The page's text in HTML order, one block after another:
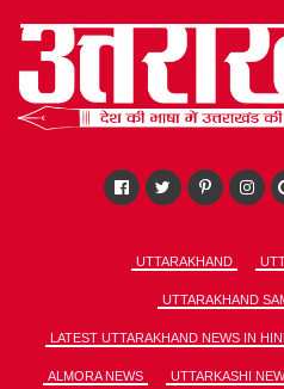
UTTARAKHAND
UTTARAKHAND
LATEST UTTARAKHAND NEWS IN
ALMORA NEWS UTTARKASHI